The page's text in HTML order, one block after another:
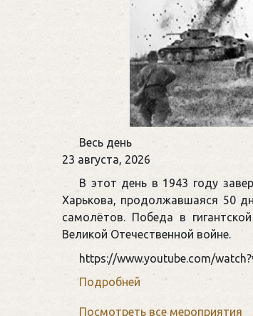
День
воинской
России
Весь день
23 августа, 2026
В этот день в 1943 году
Харькова, продолжавшаяся 50
самолётов. Победа в
Великой Отечественной войне.
https://www.youtube.com/
Подробней
Посмотреть все мероприятия